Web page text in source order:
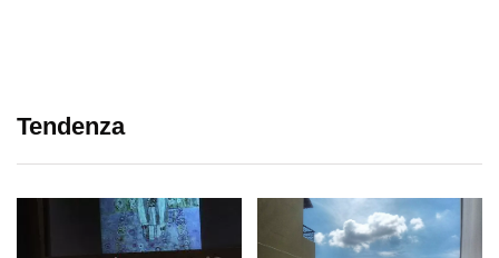
Tendenza